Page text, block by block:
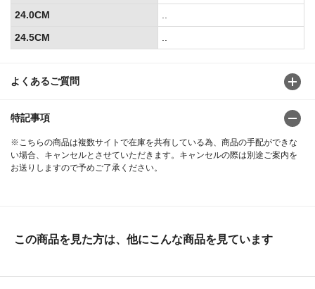
よくあるご質問
特記事項
※こちらの商品は複数サイトで在庫を共有している為、商品の手配ができな
い場合、キャンセルとさせていただきます。キャンセルの際は別途ご案内を
お送りしますので予めご了承ください。
24.0CM
24.5CM
この商品を見た方は、他にこんな商品を見ています